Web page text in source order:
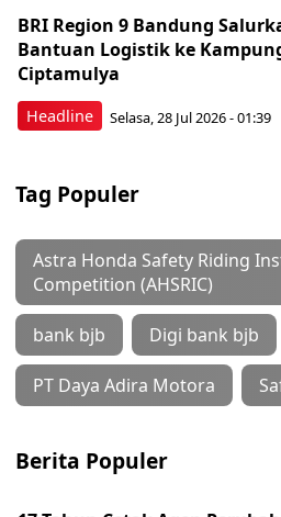
Headline
BRI Region 9 Bandung
Bantuan Logistik ke
Ciptamulya
Selasa, 28 Jul 2026 - 01:39
Tag Populer
Astra Honda Safety Riding
Competition (AHSRIC)
bank bjb Digi bank bjb
PT Daya Adira Motora
Berita Populer